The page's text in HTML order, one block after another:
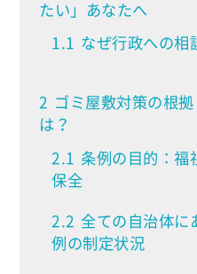
たい」あなたへ
1.1 なぜ行政への相
2 ゴミ屋敷対策の根
は？
2.1 条例の目的：福
保全
2.2 全ての自治体に
例の制定状況